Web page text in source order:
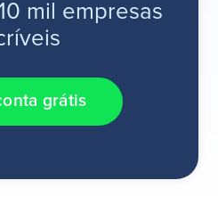
mil empresas
grátis